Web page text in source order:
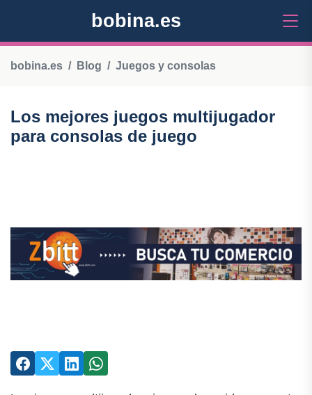
bobina.es
bobina.es Blog Juegos y consolas
Los mejores juegos multijugador
para consolas de juego